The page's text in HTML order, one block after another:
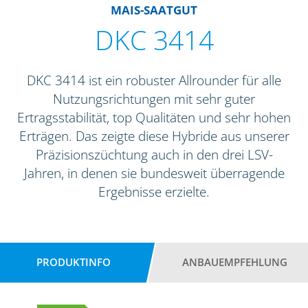
MAIS-SAATGUT
DKC 3414
DKC 3414 ist ein robuster Allrounder für alle
Nutzungsrichtungen mit sehr guter
Ertragsstabilität, top Qualitäten und sehr hohen
Erträgen. Das zeigte diese Hybride aus unserer
Präzisionszüchtung auch in den drei LSV-
Jahren, in denen sie bundesweit überragende
Ergebnisse erzielte.
PRODUKTINFO ANBAUEMPFEHLUNG